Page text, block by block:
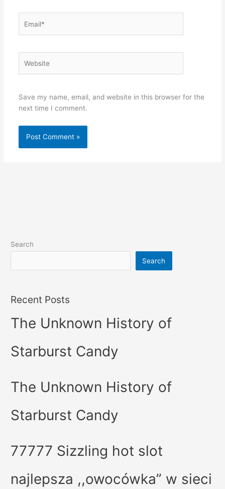
Save my name, email, and website in this browser for the
next time I comment.
Search
Search
Recent Posts
The Unknown History of
Starburst Candy
The Unknown History of
Starburst Candy
77777 Sizzling hot slot
najlepsza ,,owocówka” w sieci